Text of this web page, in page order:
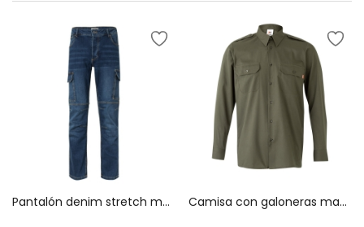
Pantalón denim stretch multibolsillos 103028S Camisa con galoneras manga larga 530